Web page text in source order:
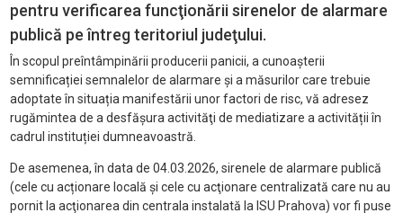
pentru verificarea funcţionării sirenelor de alarmare
publică pe întreg teritoriul judeţului.
În scopul preîntâmpinării producerii panicii, a cunoaşterii
semnificației semnalelor de alarmare şi a măsurilor care trebuie
adoptate în situația manifestării unor factori de risc, vă adresez
rugămintea de a desfăşura activităţi de mediatizare a activității în
cadrul instituției dumneavoastră.
De asemenea, în data de 04.03.2026, sirenele de alarmare publică
(cele cu acționare locală și cele cu acţionare centralizată care nu au
pornit la acţionarea din centrala instalată la ISU Prahova) vor fi puse